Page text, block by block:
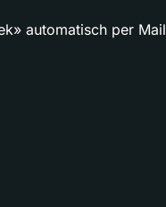
automatisch per